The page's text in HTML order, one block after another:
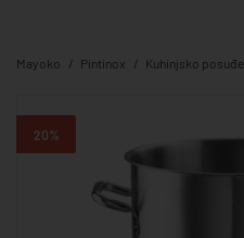
Mayoko Pintinox Kuhinjsko posuđe
20%